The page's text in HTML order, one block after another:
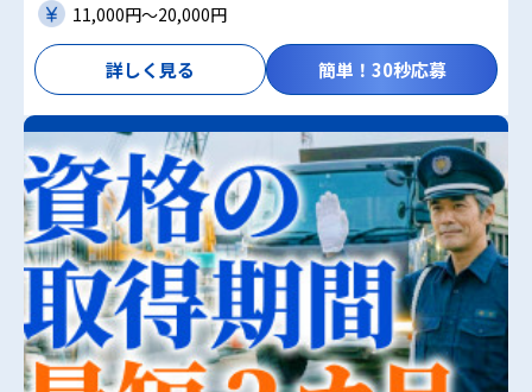
11,000円〜20,000円
詳しく見る 簡単！30秒応募